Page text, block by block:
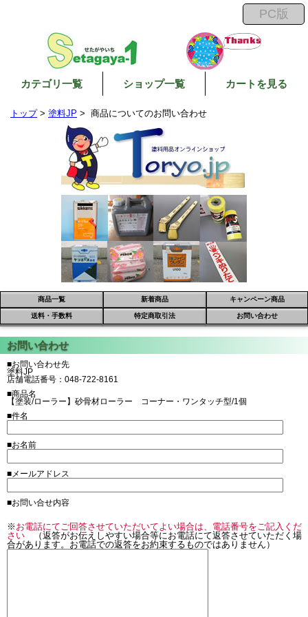
カテゴリ一覧 ショップ一覧 カートを見る
トップ> 塗料JP > 商品についてのお問い合わせ
商品一覧 新着商品 キャンペーン商品
送料・手数料 特定商取引法 お問い合わせ
■お問い合わせ先
塗料JP
店舗電話番号：048-722-8161
■商品名
【塗装/ローラー】砂骨材ローラー コーナー・ワンタッチ型/1個
■件名
■お名前
■メールアドレス
■お問い合せ内容
※ お電話にてご回答させていただいてよい場合は、電話番号をご記入くだ
さい （返答がお伝えしやすい場合等にお電話にて返答させていただく場
合があります。お電話での返答をお約束するものではありません）